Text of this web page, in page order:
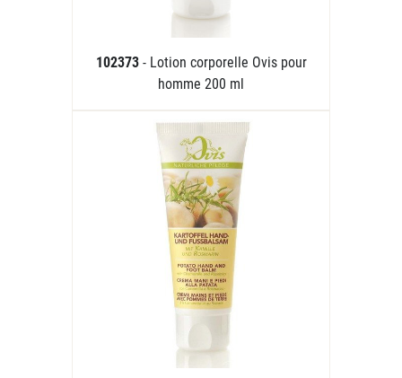
102373 - Lotion corporelle Ovis pour
homme 200 ml